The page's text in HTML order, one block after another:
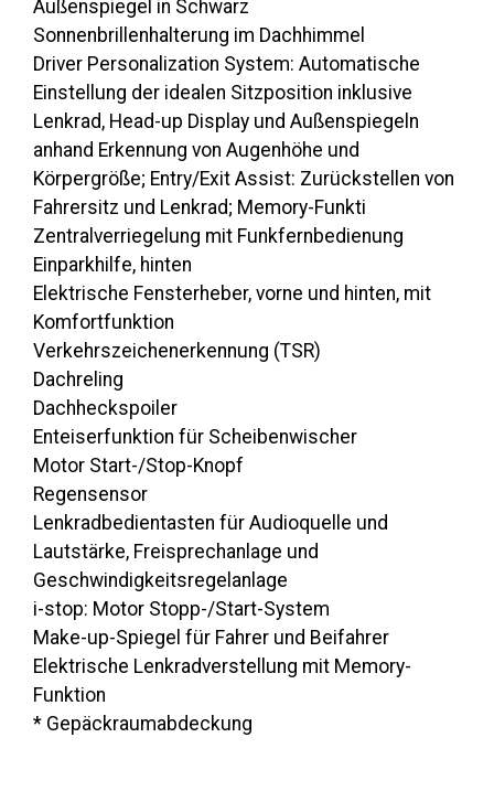
Außenspiegel in Schwarz
Sonnenbrillenhalterung im Dachhimmel
Driver Personalization System: Automatische
Einstellung der idealen Sitzposition inklusive
Lenkrad, Head-up Display und Außenspiegeln
anhand Erkennung von Augenhöhe und
Körpergröße; Entry/Exit Assist: Zurückstellen von
Fahrersitz und Lenkrad; Memory-Funkti
Zentralverriegelung mit Funkfernbedienung
Einparkhilfe, hinten
Elektrische Fensterheber, vorne und hinten, mit
Komfortfunktion
Verkehrszeichenerkennung (TSR)
Dachreling
Dachheckspoiler
Enteiserfunktion für Scheibenwischer
Motor Start-/Stop-Knopf
Regensensor
Lenkradbedientasten für Audioquelle und
Lautstärke, Freisprechanlage und
Geschwindigkeitsregelanlage
i-stop: Motor Stopp-/Start-System
Make-up-Spiegel für Fahrer und Beifahrer
Elektrische Lenkradverstellung mit Memory-
Funktion
* Gepäckraumabdeckung